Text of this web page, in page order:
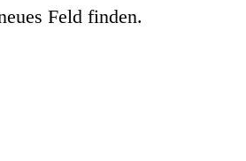
Feld finden.